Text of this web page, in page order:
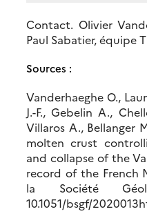
Contact. Olivier
Paul Sabatier, équipe
Sources :
Vanderhaeghe O.,
J.-F., Gebelin A.,
Villaros A., Bellanger
molten crust
and collapse of the
record of the French
la Société
10.1051/bsgf/